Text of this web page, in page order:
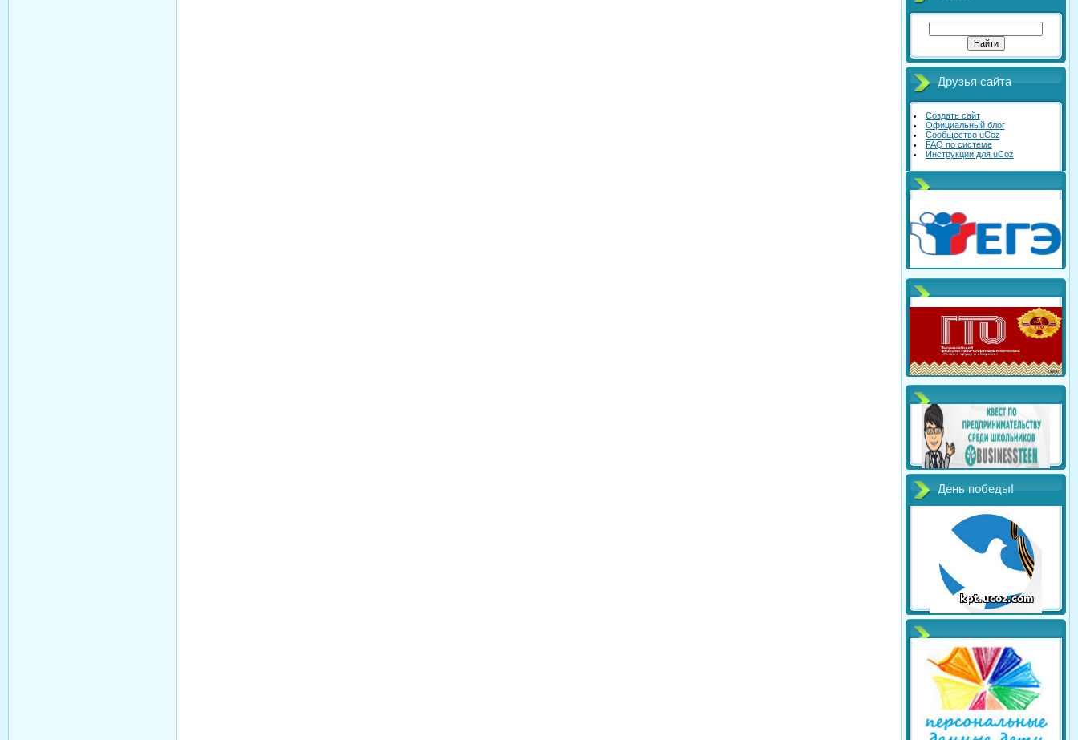
Друзья сайта
Создать сайт
Официальный блог
Сообщество uCoz
FAQ по системе
Инструкции для uCoz
День победы!